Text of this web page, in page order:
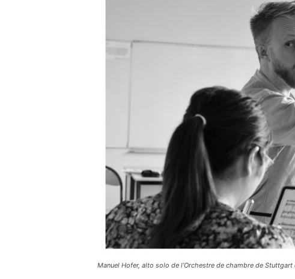
Manuel Hofer, alto solo de l’Orchestre de chambre de